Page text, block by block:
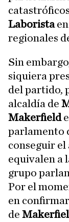
Laborista
regionales
Sin
siquiera
del partido,
alcaldía de
Makerfield
parlamento
conseguir el
equivalen a
grupo
Por el
en
de